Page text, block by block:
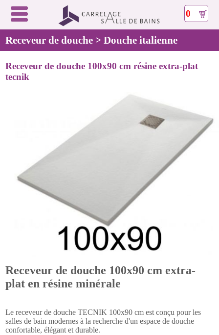
0
Receveur de douche > Douche italienne
Receveur de douche 100x90 cm résine extra-plat
tecnik
Receveur de douche 100x90 cm extra-
plat en résine minérale
Le receveur de douche TECNIK 100x90 cm est conçu pour les
salles de bain modernes à la recherche d'un espace de douche
confortable, élégant et durable.